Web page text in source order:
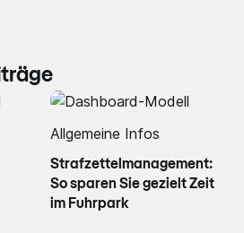
Allgemeine Infos
Strafzettelmanagement:
So sparen Sie gezielt Zeit
im Fuhrpark